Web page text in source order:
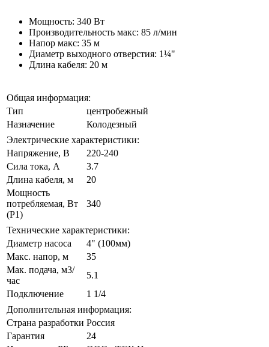
Мощность: 340 Вт
Производительность макс: 85 л/мин
Напор макс: 35 м
Диаметр выходного отверстия: 1¼"
Длина кабеля: 20 м
Общая информация:
Тип
центробежный
Назначение
Колодезный
Электрические характеристики:
Напряжение, В
220-240
Сила тока, А
3.7
Длина кабеля, м
20
Мощность
потребляемая, Вт
(P1)
340
Технические характеристики:
Диаметр насоса
4" (100мм)
Макс. напор, м
35
Мак. подача, м3/
час
5.1
Подключение
1 1/4
Дополнительная информация:
Страна разработки Россия
Гарантия
24